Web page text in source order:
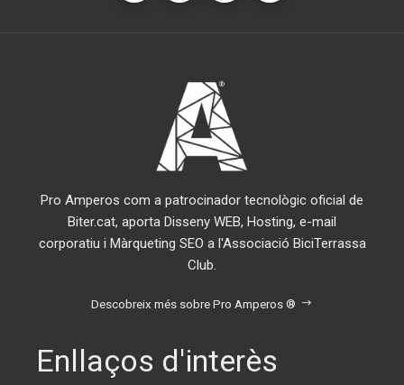
Pro Amperos com a patrocinador tecnològic oficial de
Biter.cat, aporta Disseny WEB, Hosting, e-mail
corporatiu i Màrqueting SEO a l'Associació BiciTerrassa
Club.
Descobreix més sobre Pro Amperos ®
Enllaços d'interès